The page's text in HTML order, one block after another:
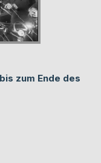
zum Ende des